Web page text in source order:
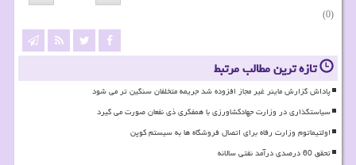
(0)
تازه ترین مطالب مرتبط
پاداش گزارش ماینر غیر مجاز افزوده شد جریمه متخلفان سنگین تر می شود
سیاستگذاری در وزارت جهادکشاورزی با همفکری ذی نفعان صورت می گیرد
اولتیماتوم وزارت رفاه برای اتصال فروشگاه ها به سیستم کوپن
تحقق 60 درصدی درآمد نفتی سالانه